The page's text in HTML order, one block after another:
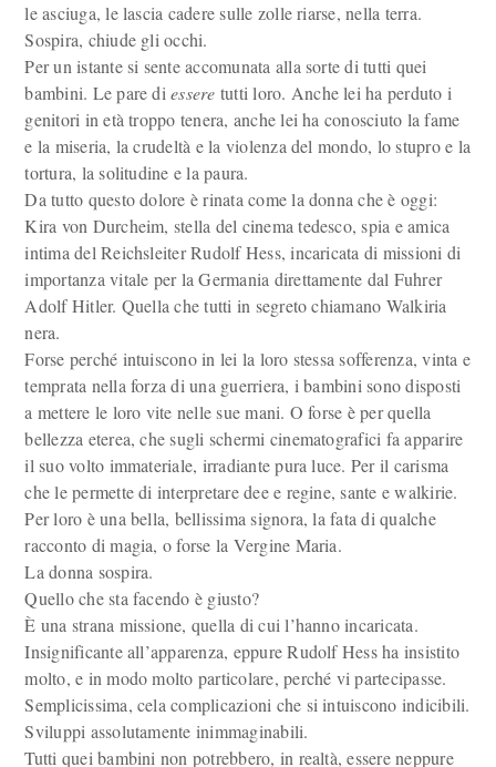
le asciuga, le lascia cadere sulle zolle riarse, nella terra.
Sospira, chiude gli occhi.
Per un istante si sente accomunata alla sorte di tutti quei
bambini. Le pare diessere tutti loro. Anche lei ha perduto i
genitori in età troppo tenera, anche lei ha conosciuto la fame
e la miseria, la crudeltà e la violenza del mondo, lo stupro e la
tortura, la solitudine e la paura.
Da tutto questo dolore è rinata come la donna che è oggi:
Kira von Durcheim, stella del cinema tedesco, spia e amica
intima del Reichsleiter Rudolf Hess, incaricata di missioni di
importanza vitale per la Germania direttamente dal Fuhrer
Adolf Hitler. Quella che tutti in segreto chiamano Walkiria
nera.
Forse perché intuiscono in lei la loro stessa sofferenza, vinta e
temprata nella forza di una guerriera, i bambini sono disposti
a mettere le loro vite nelle sue mani. O forse è per quella
bellezza eterea, che sugli schermi cinematografici fa apparire
il suo volto immateriale, irradiante pura luce. Per il carisma
che le permette di interpretare dee e regine, sante e walkirie.
Per loro è una bella, bellissima signora, la fata di qualche
racconto di magia, o forse la Vergine Maria.
La donna sospira.
Quello che sta facendo è giusto?
È una strana missione, quella di cui l’hanno incaricata.
Insignificante all’apparenza, eppure Rudolf Hess ha insistito
molto, e in modo molto particolare, perché vi partecipasse.
Semplicissima, cela complicazioni che si intuiscono indicibili.
Sviluppi assolutamente inimmaginabili.
Tutti quei bambini non potrebbero, in realtà, essere neppure